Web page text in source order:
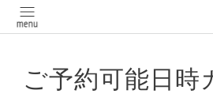
ご予約可能日時